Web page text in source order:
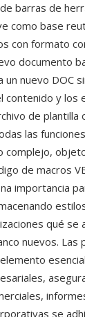
barras de
como base
con formato
documento
un nuevo DOC
contenido y los
de plantilla
las
complejo,
de macros
importancia
qué se
nuevos. Las
se